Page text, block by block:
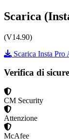
Scarica
(V14.90)
Scarica Insta Pro
Verifica di
CM Security
Attenzione
McAfee